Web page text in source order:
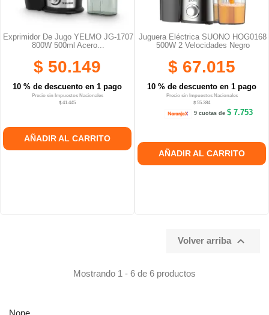
Exprimidor De Jugo YELMO JG-1707
800W 500ml Acero...
$ 50.149
10 % de descuento en 1 pago
Precio sin Impuestos Nacionales
$ 41.445
AÑADIR AL CARRITO
Juguera Eléctrica SUONO HOG0168
500W 2 Velocidades Negro
$ 67.015
10 % de descuento en 1 pago
Precio sin Impuestos Nacionales
$ 55.384
9 cuotas de $ 7.753
AÑADIR AL CARRITO
Volver arriba 
Mostrando 1 - 6 de 6 productos